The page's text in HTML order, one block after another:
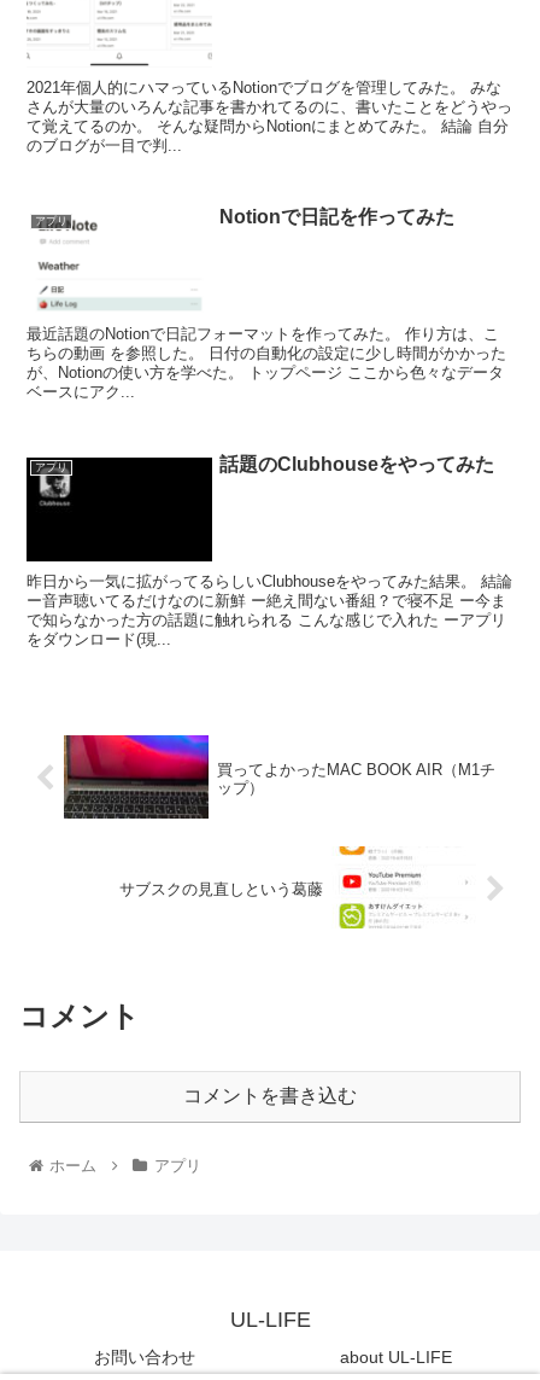
2021年個人的にハマっているNotionでブログを管理してみた。 みな
さんが大量のいろんな記事を書かれてるのに、書いたことをどうやっ
て覚えてるのか。 そんな疑問からNotionにまとめてみた。 結論 自分
のブログが一目で判...
アプリ Notionで日記を作ってみた
最近話題のNotionで日記フォーマットを作ってみた。 作り方は、こ
ちらの動画 を参照した。 日付の自動化の設定に少し時間がかかった
が、Notionの使い方を学べた。 トップページ ここから色々なデータ
ベースにアク...
アプリ 話題のClubhouseをやってみた
昨日から一気に拡がってるらしいClubhouseをやってみた結果。 結論
ー音声聴いてるだけなのに新鮮 ー絶え間ない番組？で寝不足 ー今ま
で知らなかった方の話題に触れられる こんな感じで入れた ーアプリ
をダウンロード(現...
買ってよかったMAC BOOK AIR（M1チ
ップ）
サブスクの見直しという葛藤
コメント
コメントを書き込む
ホーム アプリ
UL-LIFE
お問い合わせ about UL-LIFE